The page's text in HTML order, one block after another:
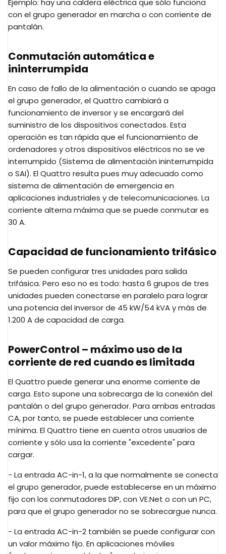
con el grupo generador en marcha o con corriente de
pantalán.
Conmutación automática e
ininterrumpida
En caso de fallo de la alimentación o cuando se apaga
el grupo generador, el Quattro cambiará a
funcionamiento de inversor y se encargará del
suministro de los dispositivos conectados. Esta
operación es tan rápida que el funcionamiento de
ordenadores y otros dispositivos eléctricos no se ve
interrumpido (Sistema de alimentación ininterrumpida
o SAI). El Quattro resulta pues muy adecuado como
sistema de alimentación de emergencia en
aplicaciones industriales y de telecomunicaciones. La
corriente alterna máxima que se puede conmutar es
30 A.
Capacidad de funcionamiento trifásico
Se pueden configurar tres unidades para salida
trifásica. Pero eso no es todo: hasta 6 grupos de tres
unidades pueden conectarse en paralelo para lograr
una potencia del inversor de 45 kW/54 kVA y más de
1.200 A de capacidad de carga.
PowerControl – máximo uso de la
corriente de red cuando es limitada
El Quattro puede generar una enorme corriente de
carga. Esto supone una sobrecarga de la conexión del
pantalán o del grupo generador. Para ambas entradas
CA, por tanto, se puede establecer una corriente
mínima. El Quattro tiene en cuenta otros usuarios de
corriente y sólo usa la corriente "excedente" para
cargar.
- La entrada AC-in-1, a la que normalmente se conecta
el grupo generador, puede establecerse en un máximo
fijo con los conmutadores DIP, con VE.Net o con un PC,
para que el grupo generador no se sobrecargue nunca.
- La entrada AC-in-2 también se puede configurar con
un valor máximo fijo. En aplicaciones móviles